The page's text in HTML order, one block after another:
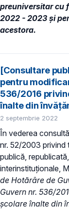
preuniversitar cu
2022 - 2023 și
acestora.
[Consultare
pentru
536/2016
înalte din
2 septembrie 2022
În vederea
nr. 52/2003 privind
publică,
interinstituționale,
de Hotărâre de
Guvern nr. 536/
școlare înalte din